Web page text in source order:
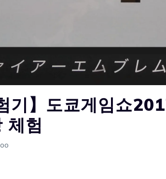
기】도쿄게임쇼
체험